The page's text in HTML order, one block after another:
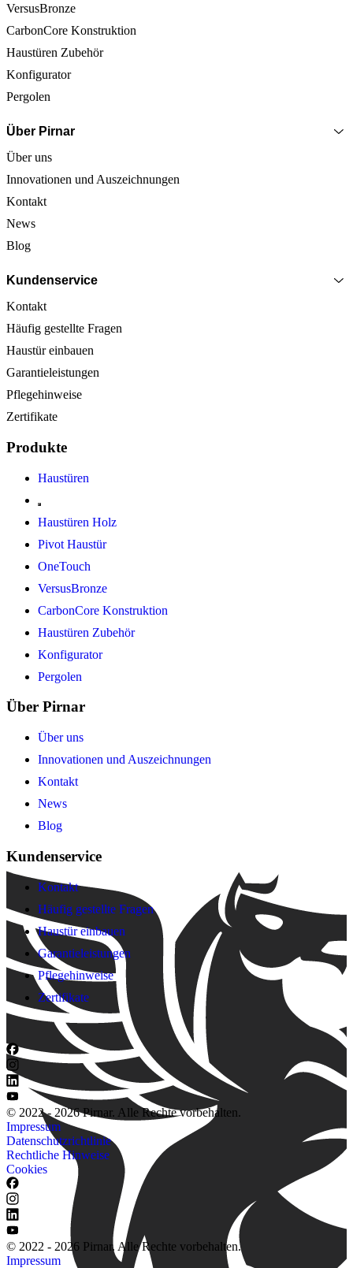
VersusBronze
CarbonCore Konstruktion
Haustüren Zubehör
Konfigurator
Pergolen
Über Pirnar
Über uns
Innovationen und Auszeichnungen
Kontakt
News
Blog
Kundenservice
Kontakt
Häufig gestellte Fragen
Haustür einbauen
Garantieleistungen
Pflegehinweise
Zertifikate
Produkte
Haustüren
Haustüren Holz
Pivot Haustür
OneTouch
VersusBronze
CarbonCore Konstruktion
Haustüren Zubehör
Konfigurator
Pergolen
Über Pirnar
Über uns
Innovationen und Auszeichnungen
Kontakt
News
Blog
Kundenservice
Kontakt
Häufig gestellte Fragen
Haustür einbauen
Garantieleistungen
Pflegehinweise
Zertifikate
© 2022 - 2026 Pirnar. Alle Rechte vorbehalten.
Impressum
Datenschutzrichtlinie
Rechtliche Hinweise
Cookies
© 2022 - 2026 Pirnar. Alle Rechte vorbehalten.
Impressum